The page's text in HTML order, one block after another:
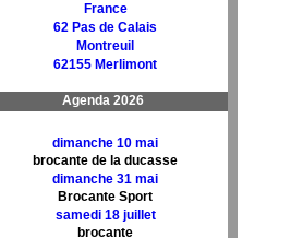
France
62 Pas de Calais
Montreuil
62155 Merlimont
Agenda 2026
dimanche 10 mai
brocante de la ducasse
dimanche 31 mai
Brocante Sport
samedi 18 juillet
brocante